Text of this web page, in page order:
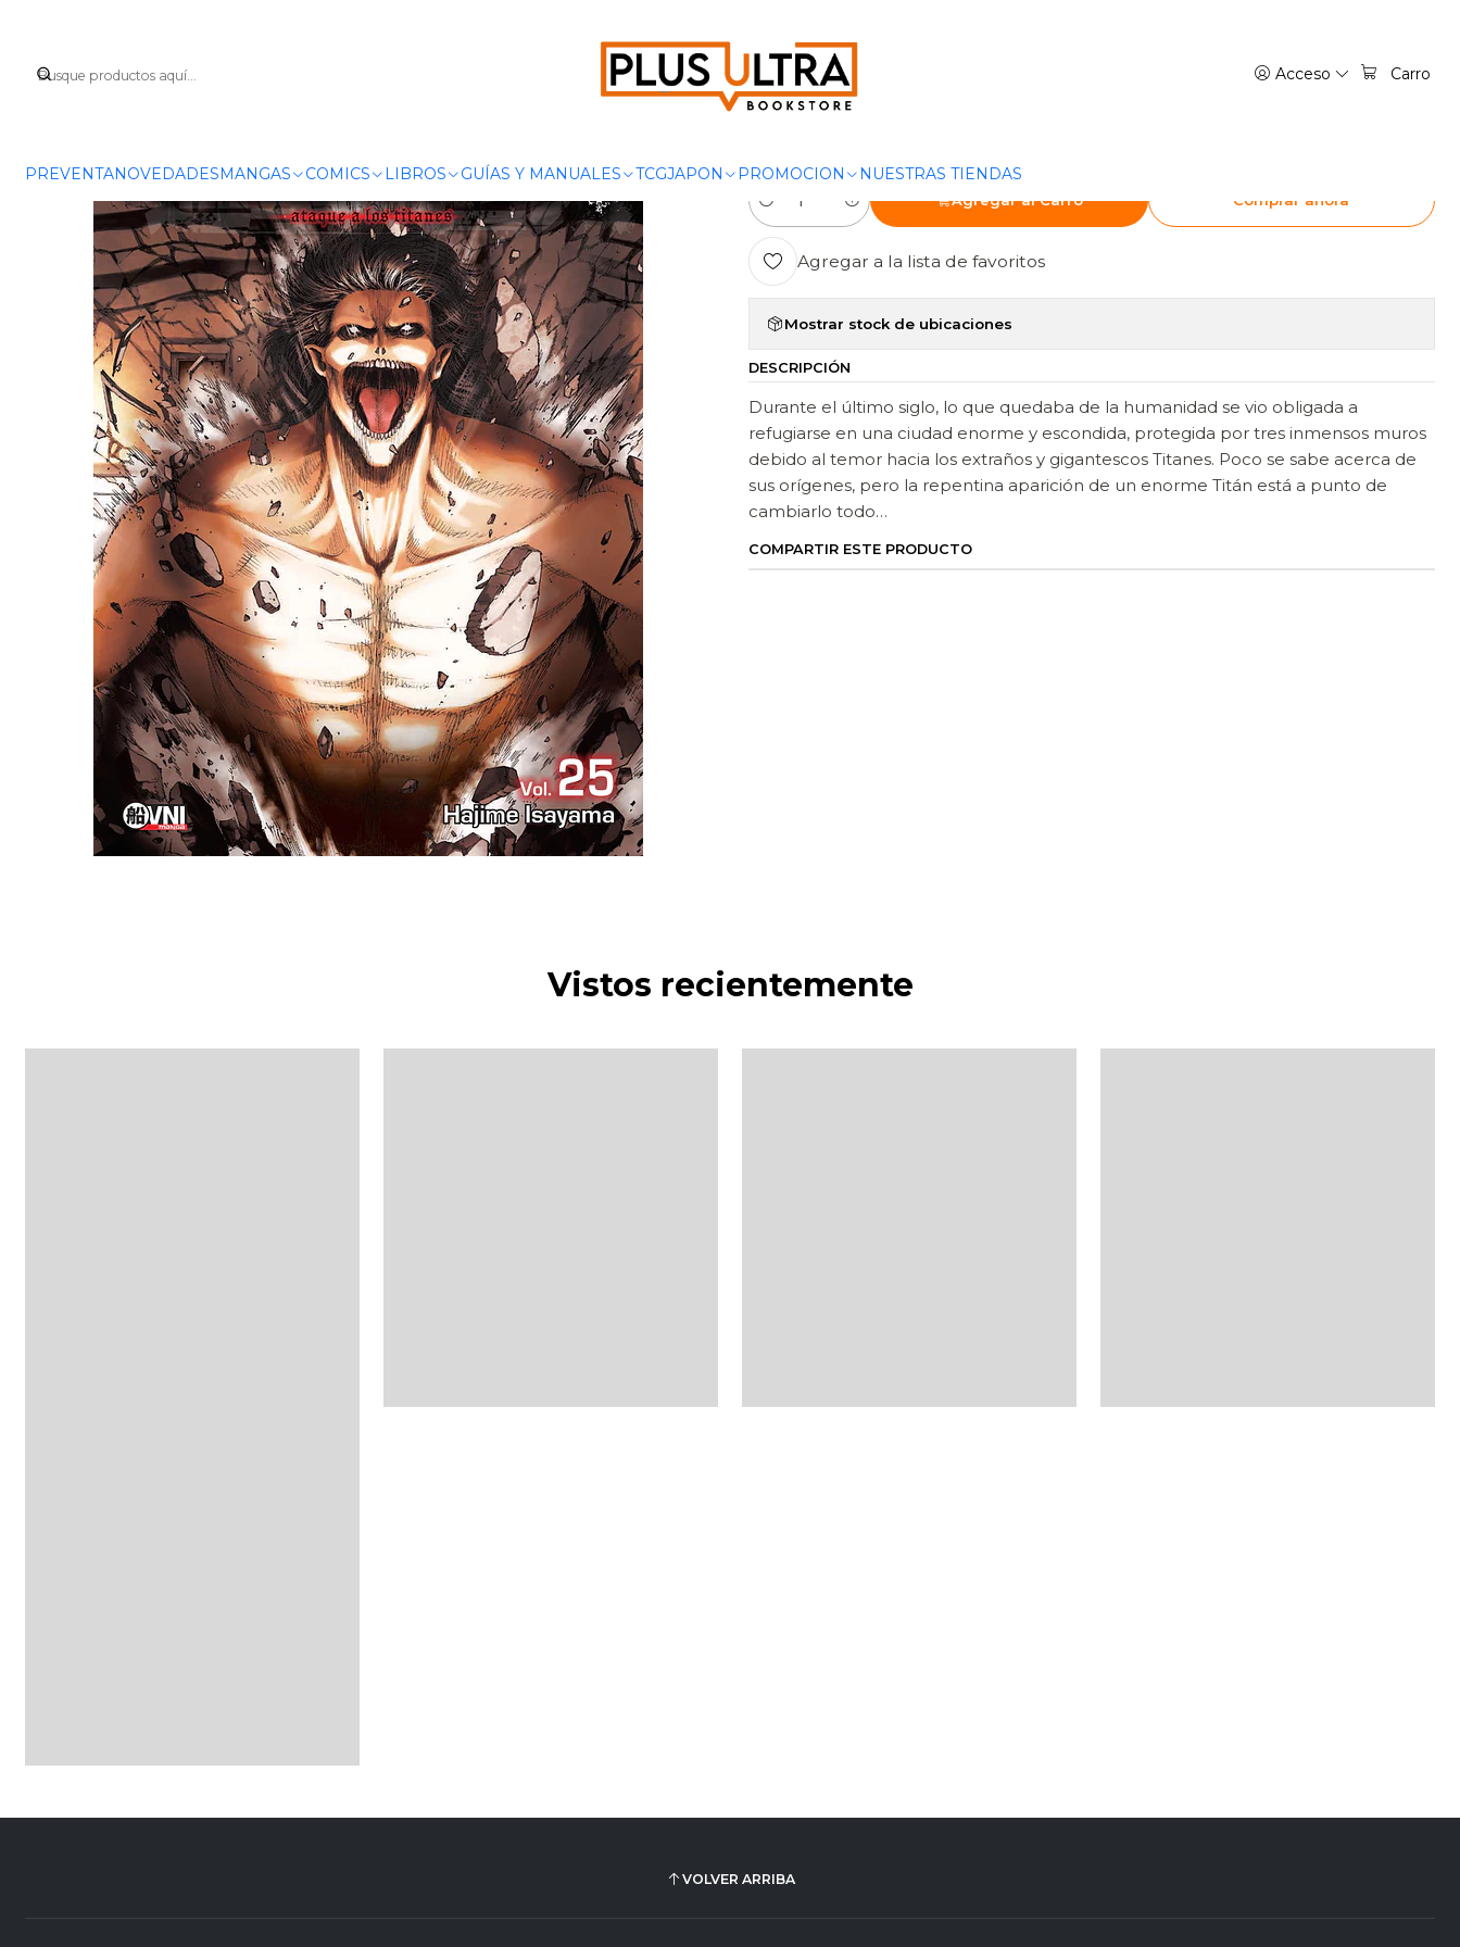
Acceso Carro
PREVENTANOVEDADESMANGAS COMICS LIBROS GUÍAS Y MANUALES TCGJAPON PROMOCION NUESTRAS TIENDAS
|
ATTACK ON TITAN 25 - OVNIPRESS
Cantidad
Agregar al Carro Comprar ahora
Agregar a la lista de favoritos
Mostrar stock de ubicaciones
DESCRIPCIÓN
Durante el último siglo, lo que quedaba de la humanidad se vio obligada a
refugiarse en una ciudad enorme y escondida, protegida por tres inmensos muros
debido al temor hacia los extraños y gigantescos Titanes. Poco se sabe acerca de
sus orígenes, pero la repentina aparición de un enorme Titán está a punto de
cambiarlo todo…
COMPARTIR ESTE PRODUCTO
Vistos recientemente
VOLVER ARRIBA